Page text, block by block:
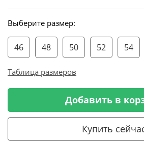
Выберите размер:
46 48 50 52 54
Таблица размеров
Добавить в
Купить